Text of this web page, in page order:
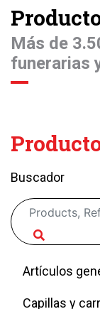
Más de
funerarias
Buscador
Artículos
Capillas y